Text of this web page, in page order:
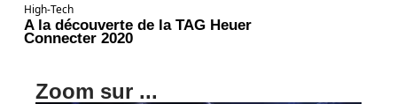
High-Tech
A la découverte de la TAG Heuer
Connecter 2020
Zoom sur ...